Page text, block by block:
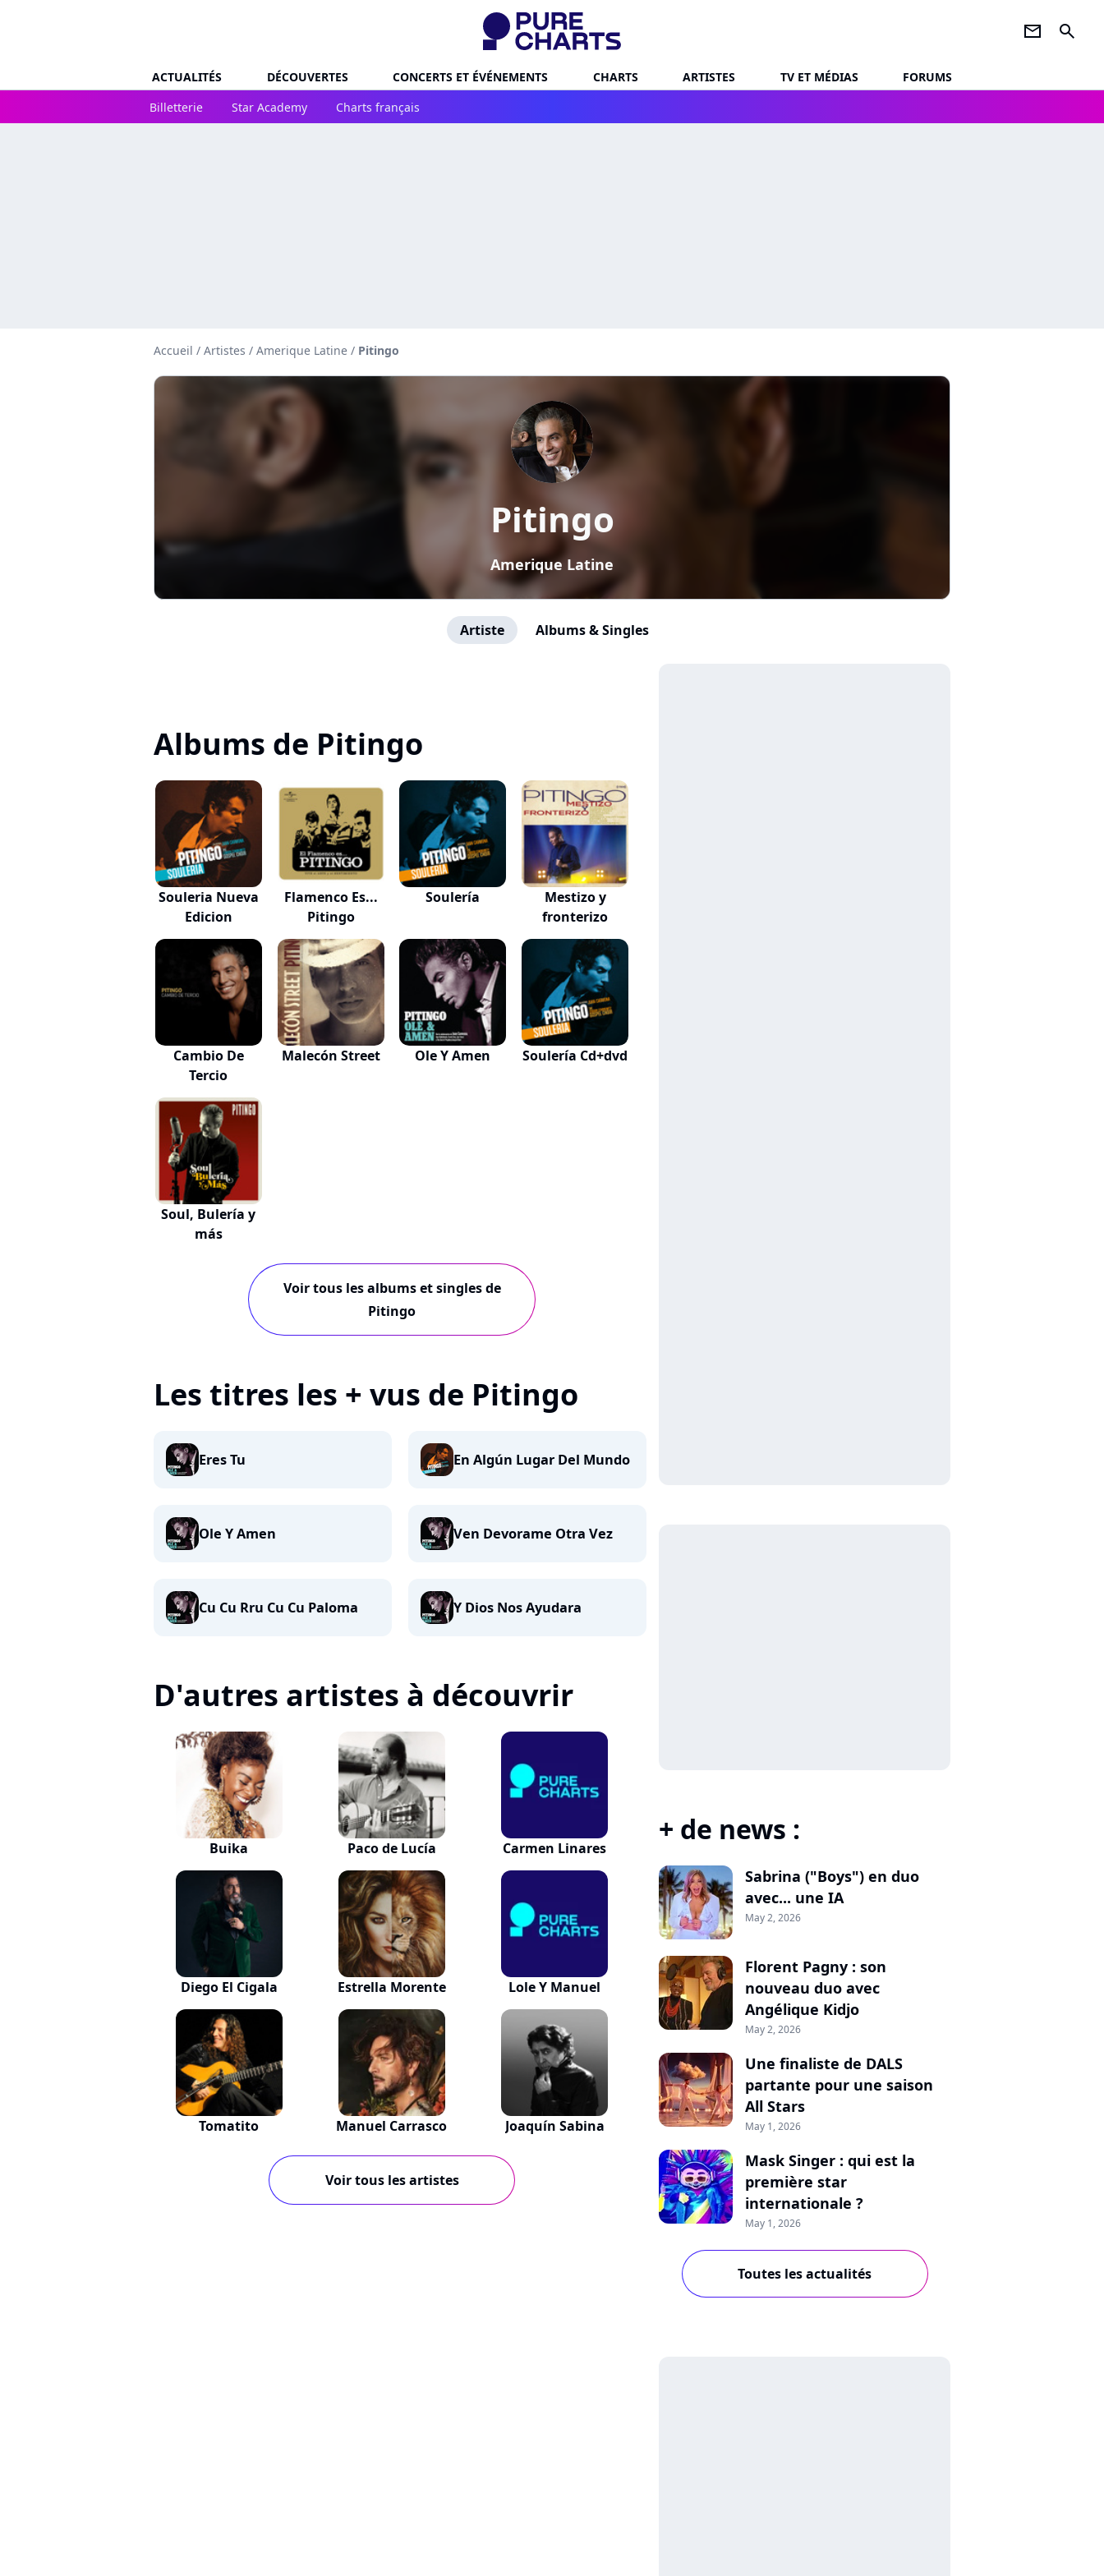
newsletter search
ACTUALITÉS DÉCOUVERTES CONCERTS ET ÉVÉNEMENTS CHARTS ARTISTES TV ET MÉDIAS
FORUMS
Billetterie
Star Academy Charts français
Accueil / Artistes / Amerique Latine / Pitingo
Pitingo
Amerique Latine
Artiste Albums & Singles
Albums de Pitingo
Souleria Nueva
Edicion
Flamenco Es...
Pitingo
Soulería
Mestizo y
fronterizo
Cambio De
Tercio
Malecón Street Ole Y Amen Soulería Cd+dvd
Soul, Bulería y
más
Voir tous les albums et singles de
Pitingo
Les titres les + vus de Pitingo
Eres Tu En Algún Lugar Del Mundo
Ole Y Amen Ven Devorame Otra Vez
Cu Cu Rru Cu Cu Paloma Y Dios Nos Ayudara
D'autres artistes à découvrir
Buika Paco de Lucía Carmen Linares
Diego El Cigala Estrella Morente Lole Y Manuel
Tomatito Manuel Carrasco Joaquín Sabina
Voir tous les artistes
+ de news :
Sabrina ("Boys") en duo
avec... une IA
May 2, 2026
Florent Pagny : son
nouveau duo avec
Angélique Kidjo
May 2, 2026
Une finaliste de DALS
partante pour une saison
All Stars
May 1, 2026
Mask Singer : qui est la
première star
internationale ?
May 1, 2026
Toutes les actualités